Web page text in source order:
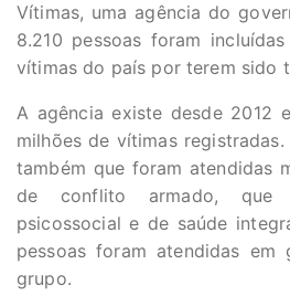
Vítimas, uma agência do
8.210 pessoas foram
vítimas do país por terem sido
A agência existe desde 2012
milhões de vítimas
também que foram atendidas
de conflito armado, que
psicossocial e de saúde
pessoas foram atendidas
grupo.